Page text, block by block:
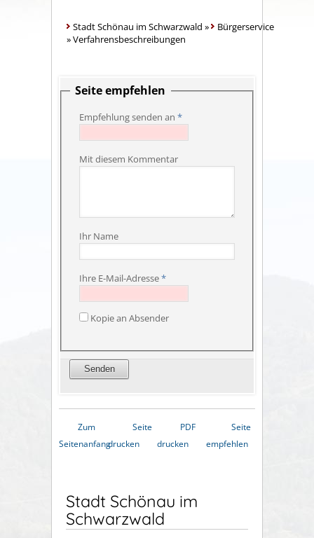
Stadt Schönau im Schwarzwald »
Bürgerservice
»Verfahrensbeschreibungen
Seite empfehlen
Empfehlung senden an *
Mit diesem Kommentar
Ihr Name
Ihre E-Mail-Adresse*
Kopie an Absender
Zum
Seitenanfang
Seite
drucken
PDF
drucken
Seite
empfehlen
Stadt Schönau im
Schwarzwald